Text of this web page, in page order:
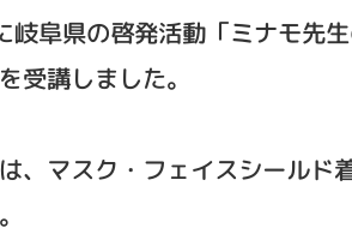
岐阜県の啓発活動「ミナモ先
受講しました。
、マスク・フェイスシールド